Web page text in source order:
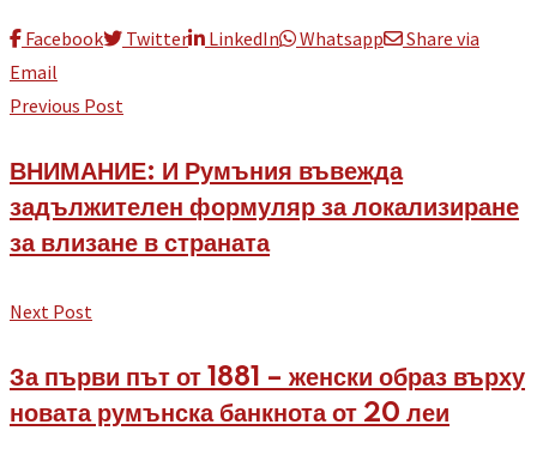
Facebook Twitter LinkedIn Whatsapp
Share via
Email
Previous Post
ВНИМАНИЕ: И Румъния въвежда
задължителен формуляр за локализиране
за влизане в страната
Next Post
За първи път от 1881 – женски образ върху
новата румънска банкнота от 20 леи